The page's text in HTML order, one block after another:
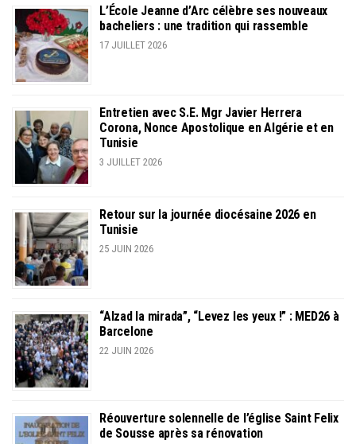
L’École Jeanne d’Arc célèbre ses nouveaux
bacheliers : une tradition qui rassemble
17 JUILLET 2026
Entretien avec S.E. Mgr Javier Herrera
Corona, Nonce Apostolique en Algérie et en
Tunisie
3 JUILLET 2026
Retour sur la journée diocésaine 2026 en
Tunisie
25 JUIN 2026
“Alzad la mirada”, “Levez les yeux !” : MED26 à
Barcelone
22 JUIN 2026
Réouverture solennelle de l’église Saint Felix
de Sousse après sa rénovation